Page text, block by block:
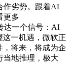
劣势。跟着AI
更多
达一个信号：AI
一机遇，微软正
，将来，将成为企
当地推理，极大